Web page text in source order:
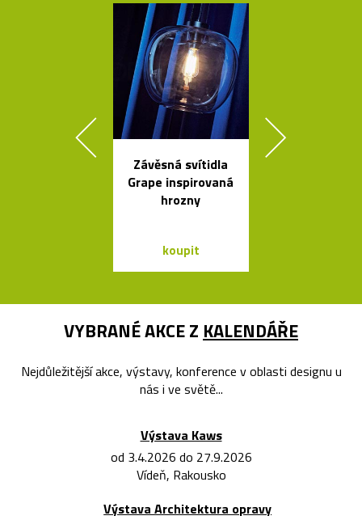
Závěsná svítidla
Grape inspirovaná
hrozny
koupit
VYBRANÉ AKCE Z KALENDÁŘE
Nejdůležitější akce, výstavy, konference v oblasti designu u
nás i ve světě...
Výstava Kaws
od 3.4.2026 do 27.9.2026
Vídeň, Rakousko
Výstava Architektura opravy